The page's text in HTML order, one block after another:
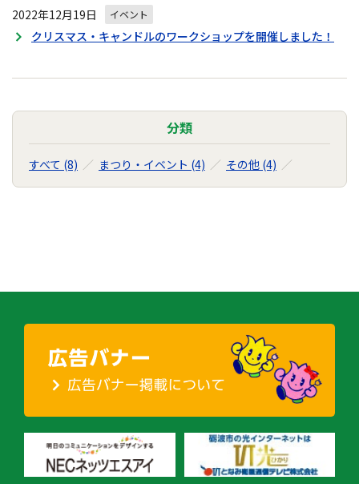
2022年12月19日 イベント
クリスマス・キャンドルのワークショップを開催しました！
分類
すべて (8) まつり・イベント (4) その他 (4)